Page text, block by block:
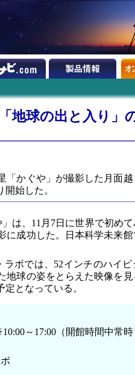
地球の出と入り」
「かぐや」が撮影した月面
始した。
は、11月7日に世界で初めて
成功した。日本科学未来館
ボでは、52インチのハイ
地球の姿をとらえた映像を
となっている。
～17:00（開館時間中常時